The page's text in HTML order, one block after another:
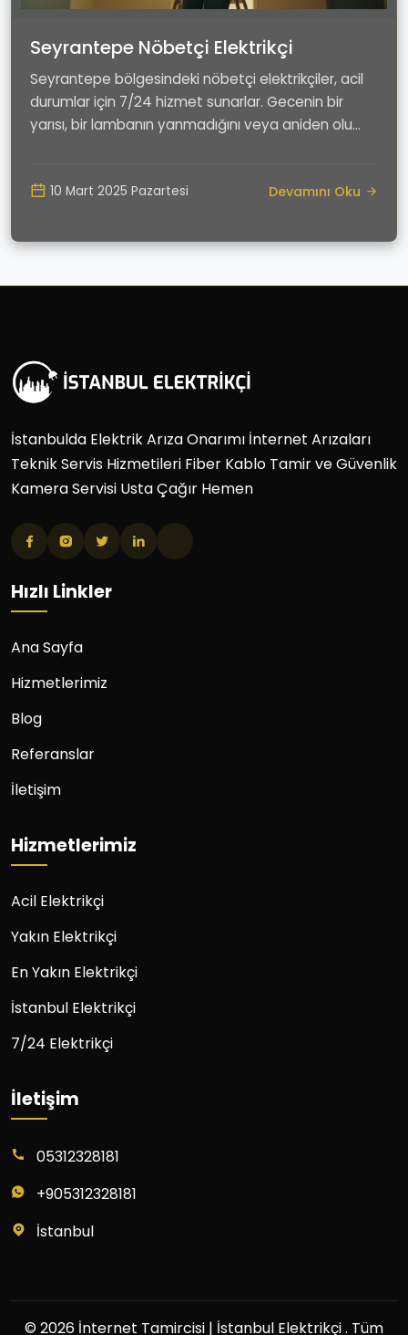
Seyrantepe Nöbetçi Elektrikçi
Seyrantepe bölgesindeki nöbetçi elektrikçiler, acil
durumlar için 7/24 hizmet sunarlar. Gecenin bir
yarısı, bir lambanın yanmadığını veya aniden olu...
10 Mart 2025 Pazartesi Devamını Oku
İstanbulda Elektrik Arıza Onarımı İnternet Arızaları
Teknik Servis Hizmetileri Fiber Kablo Tamir ve Güvenlik
Kamera Servisi Usta Çağır Hemen
Hızlı Linkler
Ana Sayfa
Hizmetlerimiz
Blog
Referanslar
İletişim
Hizmetlerimiz
Acil Elektrikçi
Yakın Elektrikçi
En Yakın Elektrikçi
İstanbul Elektrikçi
7/24 Elektrikçi
İletişim
05312328181
+905312328181
İstanbul
© 2026 İnternet Tamircisi | İstanbul Elektrikçi . Tüm